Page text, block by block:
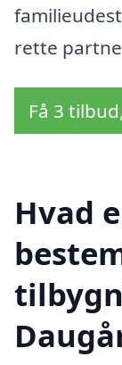
rette
Få 3
Hvad